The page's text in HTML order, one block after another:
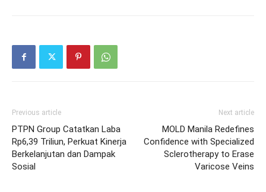
Previous article
PTPN Group Catatkan Laba
Rp6,39 Triliun, Perkuat Kinerja
Berkelanjutan dan Dampak
Sosial
Next article
MOLD Manila Redefines
Confidence with Specialized
Sclerotherapy to Erase
Varicose Veins